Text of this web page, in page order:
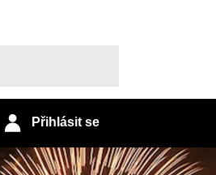
Přihlásit se